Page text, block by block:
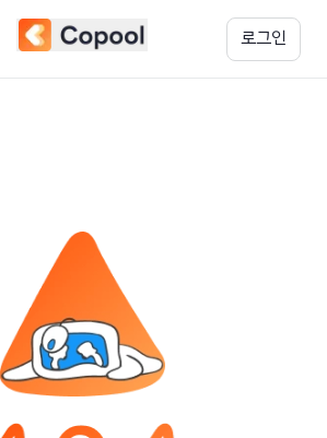
로그인